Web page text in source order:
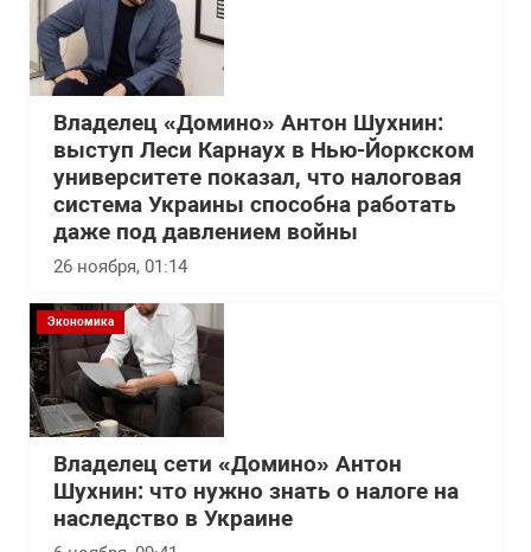
Владелец «Домино» Антон Шухнин:
выступ Леси Карнаух в Нью-Йоркском
университете показал, что налоговая
система Украины способна работать
даже под давлением войны
26 ноября, 01:14
Экономика
Владелец сети «Домино» Антон
Шухнин: что нужно знать о налоге на
наследство в Украине